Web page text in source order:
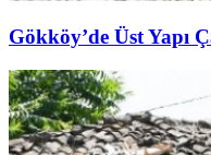
Gökköy’de Üst Yapı